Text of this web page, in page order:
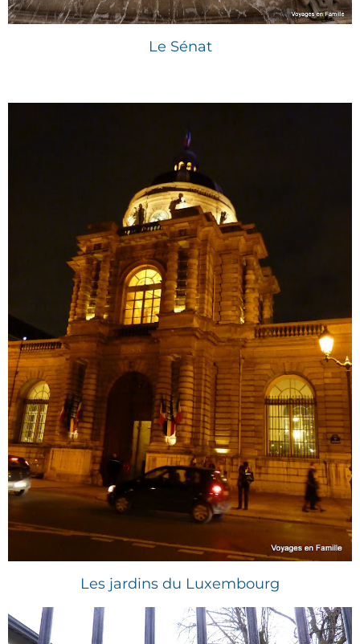
Le Sénat
Les jardins du Luxembourg